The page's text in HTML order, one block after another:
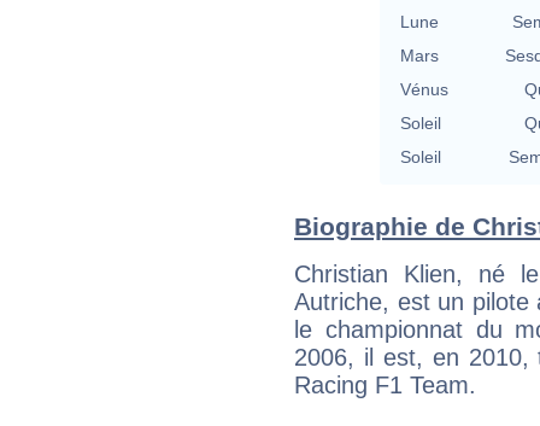
Lune
Mars
Vénus
Soleil
Soleil
Biographie de
Christian Klien, né
Autriche, est un pilote
le championnat du
2006, il est, en 2010,
Racing F1 Team.